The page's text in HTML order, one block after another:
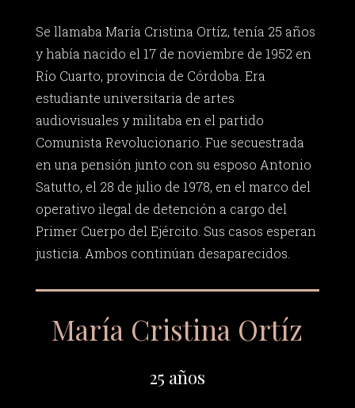
Se llamaba María Cristina Ortíz, tenía 25 años
y había nacido el 17 de noviembre de 1952 en
Río Cuarto, provincia de Córdoba. Era
estudiante universitaria de artes
audiovisuales y militaba en el partido
Comunista Revolucionario. Fue secuestrada
en una pensión junto con su esposo Antonio
Satutto, el 28 de julio de 1978, en el marco del
operativo ilegal de detención a cargo del
Primer Cuerpo del Ejército. Sus casos esperan
justicia. Ambos continúan desaparecidos.
María Cristina Ortíz
25 años